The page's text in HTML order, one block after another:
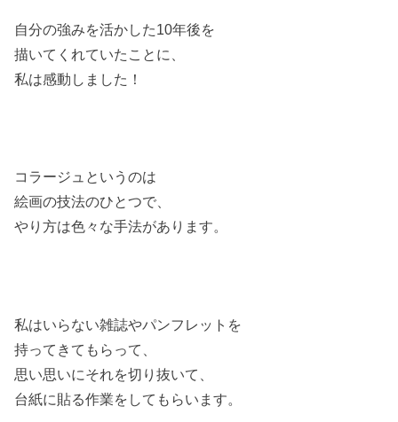
自分の強みを活かした10年後を
描いてくれていたことに、
私は感動しました！
コラージュというのは
絵画の技法のひとつで、
やり方は色々な手法があります。
私はいらない雑誌やパンフレットを
持ってきてもらって、
思い思いにそれを切り抜いて、
台紙に貼る作業をしてもらいます。